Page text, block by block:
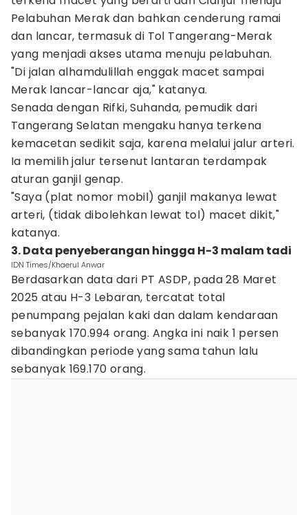
Pelabuhan Merak dan bahkan cenderung ramai
dan lancar, termasuk di Tol Tangerang-Merak
yang menjadi akses utama menuju pelabuhan.
"Di jalan alhamdulillah enggak macet sampai
Merak lancar-lancar aja," katanya.
Senada dengan Rifki, Suhanda, pemudik dari
Tangerang Selatan mengaku hanya terkena
kemacetan sedikit saja, karena melalui jalur arteri.
Ia memilih jalur tersenut lantaran terdampak
aturan ganjil genap.
"Saya (plat nomor mobil) ganjil makanya lewat
arteri, (tidak dibolehkan lewat tol) macet dikit,"
katanya.
3. Data penyeberangan hingga H-3 malam tadi
IDN Times/Khaerul Anwar
Berdasarkan data dari PT ASDP, pada 28 Maret
2025 atau H-3 Lebaran, tercatat total
penumpang pejalan kaki dan dalam kendaraan
sebanyak 170.994 orang. Angka ini naik 1 persen
dibandingkan periode yang sama tahun lalu
sebanyak 169.170 orang.